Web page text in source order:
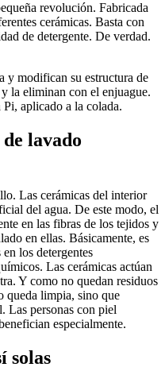
revolución. Fabricada
cerámicas. Basta con
de detergente. De verdad.
y modifican su estructura de
la eliminan con el enjuague.
aplicado a la colada.
lavado
Las cerámicas del interior
del agua. De este modo, el
en las fibras de los tejidos y
en ellas. Básicamente, es
los detergentes
Las cerámicas actúan
Y como no quedan residuos
queda limpia, sino que
Las personas con piel
especialmente.
solas